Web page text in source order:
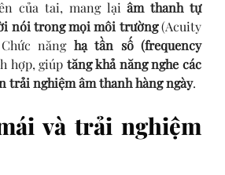
của tai, mang lạiâm thanh tự
nói trong mọi môi trường(Acuity
năng hạ tần số (frequency
hợp, giúp tăng khả năng nghe các
trải nghiệm âm thanh hàng ngày.
và trải nghiệm